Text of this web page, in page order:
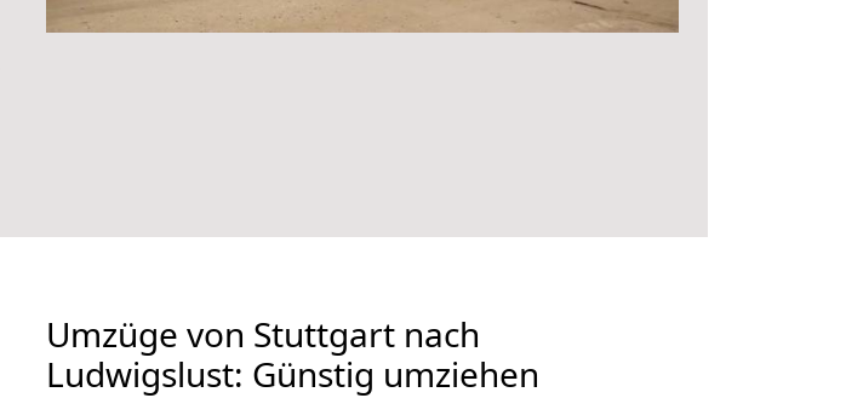
Umzüge von Stuttgart nach
Ludwigslust: Günstig umziehen